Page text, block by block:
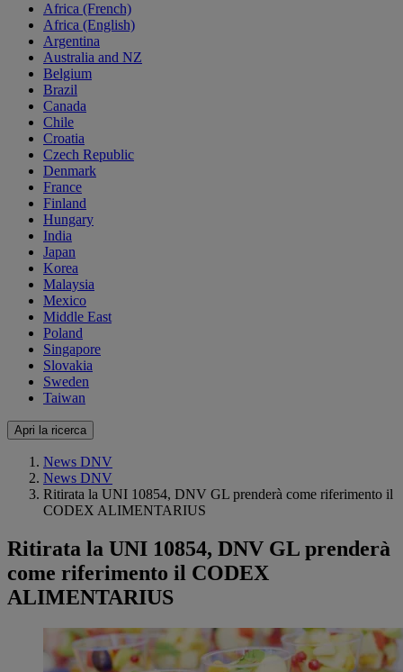
Africa (French)
Africa (English)
Argentina
Australia and NZ
Belgium
Brazil
Canada
Chile
Croatia
Czech Republic
Denmark
France
Finland
Hungary
India
Japan
Korea
Malaysia
Mexico
Middle East
Poland
Singapore
Slovakia
Sweden
Taiwan
Apri la ricerca
News DNV
News DNV
Ritirata la UNI 10854, DNV GL prenderà come riferimento il
CODEX ALIMENTARIUS
Ritirata la UNI 10854, DNV GL prenderà
come riferimento il CODEX
ALIMENTARIUS